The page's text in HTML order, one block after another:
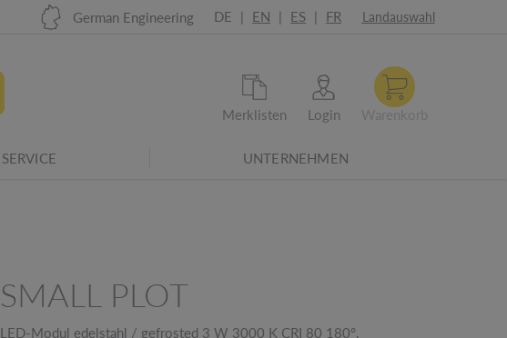
German Engineering DE | EN | ES | FR Landauswahl
Merklisten Login
SERVICE UNTERNEHMEN
SMALL PLOT
LED-Modul edelstahl / gefrosted 3 W 3000 K CRI 80 180°,